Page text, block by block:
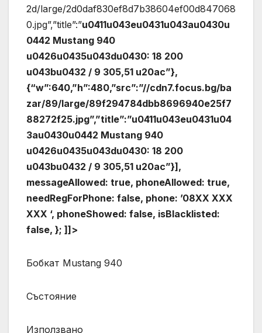
2d/large/2d0daf830ef8d7b38604ef00d847068
0.jpg”,”title”:”u0411u043eu0431u043au0430u
0442 Mustang 940
u0426u0435u043du0430: 18 200
u043bu0432 / 9 305,51 u20ac”},
{“w”:640,”h”:480,”src”:”//cdn7.focus.bg/ba
zar/89/large/89f294784dbb8696940e25f7
88272f25.jpg”,”title”:”u0411u043eu0431u04
3au0430u0442 Mustang 940
u0426u0435u043du0430: 18 200
u043bu0432 / 9 305,51 u20ac”}],
messageAllowed: true, phoneAllowed: true,
needRegForPhone: false, phone: ’08XX XXX
XXX ‘, phoneShowed: false, isBlacklisted:
false, }; ]]>
Бобкат Mustang 940
Състояние
Използвано